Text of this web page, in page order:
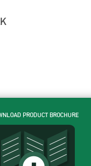
PRODUCT BROCHURE